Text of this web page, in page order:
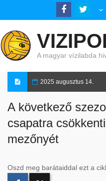
A magyar vízilabda
2025 augusztus 14.
A következő
csapatra
mezőnyét
Oszd meg barátaiddal ezt a